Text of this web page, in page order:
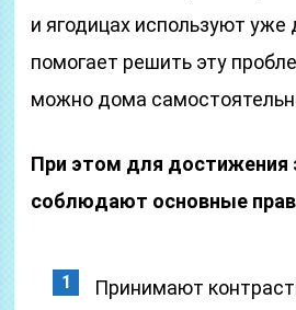
и ягодицах используют уже
помогает решить эту
можно дома
При этом для достижения
соблюдают основные
Принимают